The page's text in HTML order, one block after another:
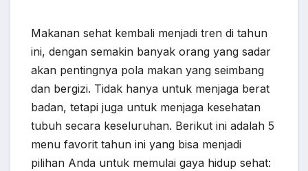
Makanan sehat kembali menjadi tren di tahun
ini, dengan semakin banyak orang yang sadar
akan pentingnya pola makan yang seimbang
dan bergizi. Tidak hanya untuk menjaga berat
badan, tetapi juga untuk menjaga kesehatan
tubuh secara keseluruhan. Berikut ini adalah 5
menu favorit tahun ini yang bisa menjadi
pilihan Anda untuk memulai gaya hidup sehat: